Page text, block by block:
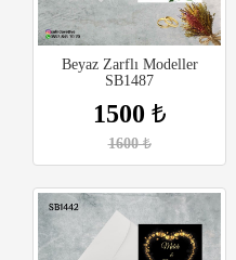
Beyaz Zarflı Modeller
SB1487
1500 ₺
1600₺